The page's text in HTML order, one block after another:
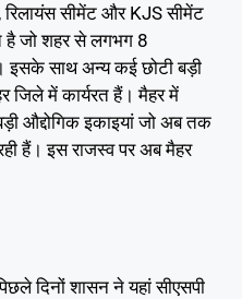
रिलायंस सीमेंट और KJS सीमेंट
है जो शहर से लगभग 8
इसके साथ अन्य कई छोटी बड़ी
जिले में कार्यरत हैं। मैहर में
औद्दोगिक इकाइयां जो अब तक
हैं। इस राजस्व पर अब मैहर
दिनों शासन ने यहां सीएसपी